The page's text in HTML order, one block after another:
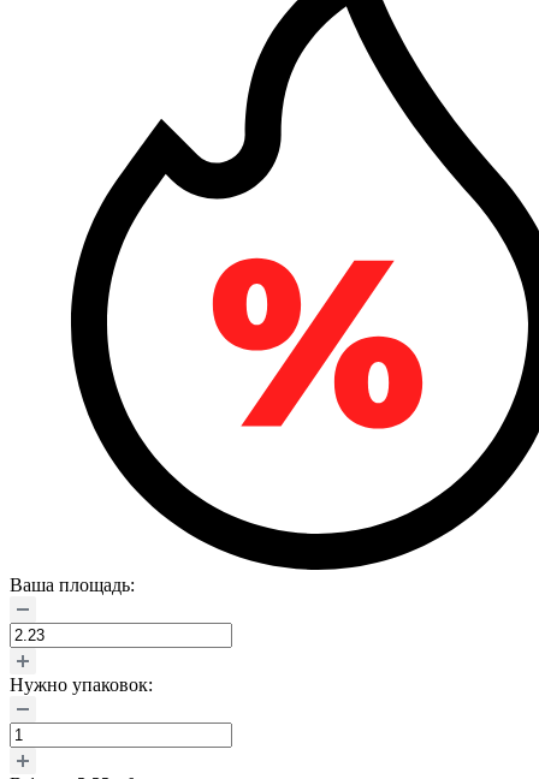
Ваша площадь:
Нужно упаковок: